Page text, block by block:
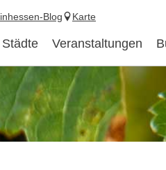
Veranstaltungen
Blog Karte